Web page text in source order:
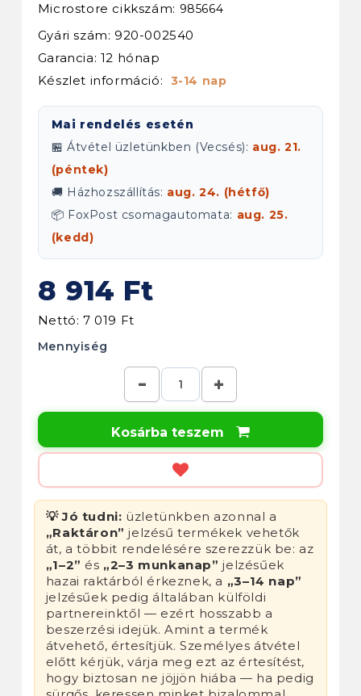
Microstore cikkszám: 985664
Gyári szám: 920-002540
Garancia: 12 hónap
Készlet információ: 3-14 nap
Mai rendelés esetén
🏪 Átvétel üzletünkben (Vecsés): aug. 21.
(péntek)
🚚 Házhozszállítás: aug. 24. (hétfő)
📦 FoxPost csomagautomata: aug. 25.
(kedd)
8 914 Ft
Nettó: 7 019 Ft
Mennyiség
Kosárba teszem 
💡 Jó tudni: üzletünkben azonnal a
„Raktáron” jelzésű termékek vehetők
át, a többit rendelésére szerezzük be: az
„1–2” és „2–3 munkanap” jelzésűek
hazai raktárból érkeznek, a „3–14 nap”
jelzésűek pedig általában külföldi
partnereinktől — ezért hosszabb a
beszerzési idejük. Amint a termék
átvehető, értesítjük. Személyes átvétel
előtt kérjük, várja meg ezt az értesítést,
hogy biztosan ne jöjjön hiába — ha pedig